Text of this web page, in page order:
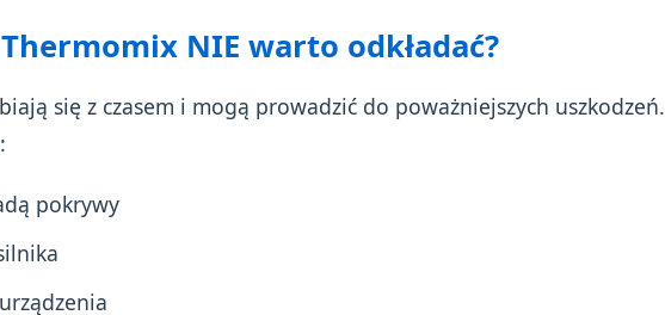
NIE warto odkładać?
się z czasem i mogą prowadzić do poważniejszych uszkodzeń.
pokrywy